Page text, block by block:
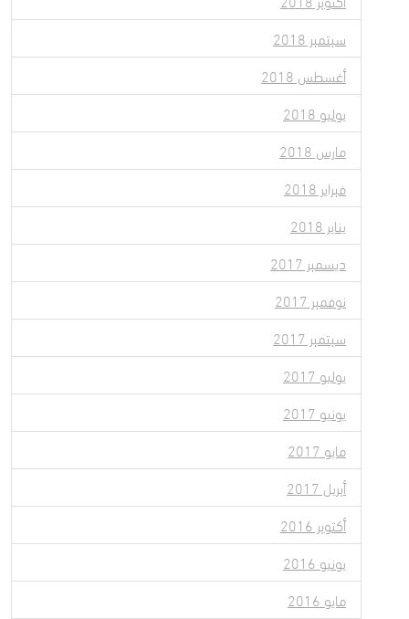
سبتمبر 2018
أغسطس 2018
يوليو 2018
مارس 2018
فبراير 2018
يناير 2018
ديسمبر 2017
نوفمبر 2017
سبتمبر 2017
يوليو 2017
يونيو 2017
مايو 2017
أبريل 2017
أكتوبر 2016
يونيو 2016
مايو 2016